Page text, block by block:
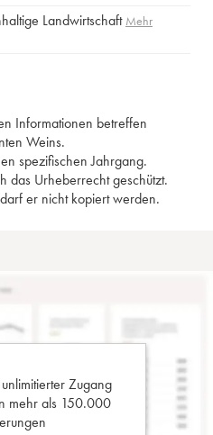
Landwirtschaft Mehr
Informationen betreffen
Weins.
spezifischen Jahrgang.
das Urheberrecht geschützt.
er nicht kopiert werden.
Zugang
mehr als 150.000